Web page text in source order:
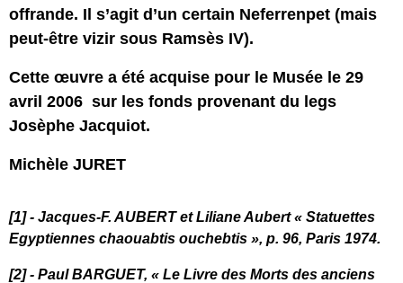
offrande. Il s’agit d’un certain Neferrenpet (mais
peut-être vizir sous Ramsès IV).
Cette œuvre a été acquise pour le Musée le 29
avril 2006 sur les fonds provenant du legs
Josèphe Jacquiot.
Michèle JURET
[1]- Jacques-F. AUBERT et Liliane Aubert « Statuettes
Egyptiennes chaouabtis ouchebtis », p. 96, Paris 1974.
[2]- Paul BARGUET, « Le Livre des Morts des anciens